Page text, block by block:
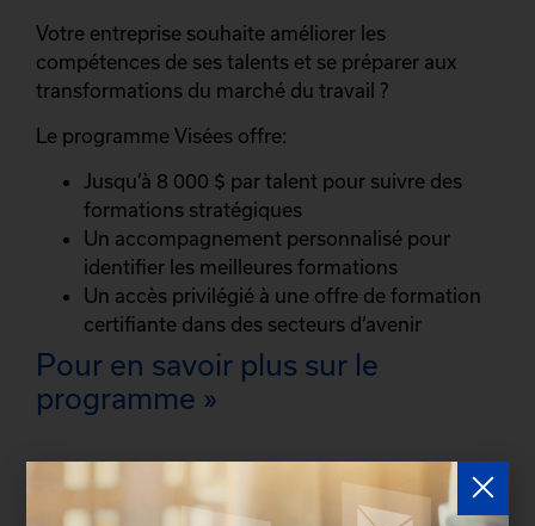
Votre entreprise souhaite améliorer les
compétences de ses talents et se préparer aux
transformations du marché du travail ?
Le programme Visées offre:
Jusqu’à 8 000 $ par talent pour suivre des
formations stratégiques
Un accompagnement personnalisé pour
identifier les meilleures formations
Un accès privilégié à une offre de formation
certifiante dans des secteurs d’avenir
Pour en savoir plus sur le
programme »